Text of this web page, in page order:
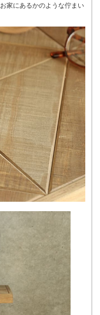
家にあるかのような佇まい